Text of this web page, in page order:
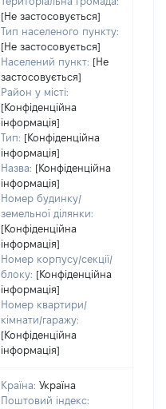
[Не застосовується]
Тип населеного пункту:
[Не застосовується]
Населений пункт: [Не
застосовується]
Район у місті:
[Конфіденційна
інформація]
Тип: [Конфіденційна
інформація]
Назва: [Конфіденційна
інформація]
Номер будинку/
земельної ділянки:
[Конфіденційна
інформація]
Номер корпусу/секції/
блоку: [Конфіденційна
інформація]
Номер квартири/
кімнати/гаражу:
[Конфіденційна
інформація]
Країна: Україна
Поштовий індекс: